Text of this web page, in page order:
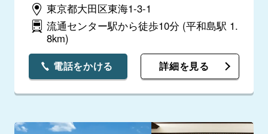
東京都大田区東海1-3-1
流通センター駅から徒歩10分 (平和島駅 1.
8km)
電話をかける 詳細を見る